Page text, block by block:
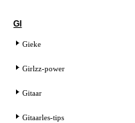
GI
Gieke
Girlzz-power
Gitaar
Gitaarles-tips